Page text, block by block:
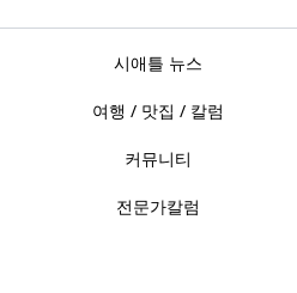
시애틀 뉴스
여행 / 맛집 / 칼럼
커뮤니티
전문가칼럼